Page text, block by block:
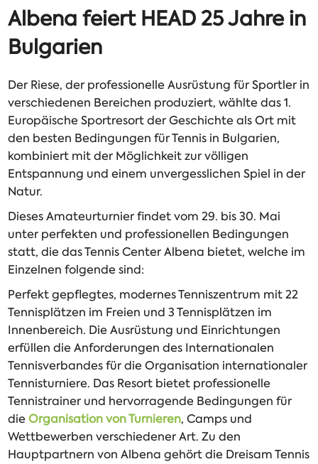
Albena feiert HEAD 25 Jahre in
Bulgarien
Der Riese, der professionelle Ausrüstung für Sportler in
verschiedenen Bereichen produziert, wählte das 1.
Europäische Sportresort der Geschichte als Ort mit
den besten Bedingungen für Tennis in Bulgarien,
kombiniert mit der Möglichkeit zur völligen
Entspannung und einem unvergesslichen Spiel in der
Natur.
Dieses Amateurturnier findet vom 29. bis 30. Mai
unter perfekten und professionellen Bedingungen
statt, die das Tennis Center Albena bietet, welche im
Einzelnen folgende sind:
Perfekt gepflegtes, modernes Tenniszentrum mit 22
Tennisplätzen im Freien und 3 Tennisplätzen im
Innenbereich. Die Ausrüstung und Einrichtungen
erfüllen die Anforderungen des Internationalen
Tennisverbandes für die Organisation internationaler
Tennisturniere. Das Resort bietet professionelle
Tennistrainer und hervorragende Bedingungen für
dieOrganisation von Turnieren, Camps und
Wettbewerben verschiedener Art. Zu den
Hauptpartnern von Albena gehört die Dreisam Tennis